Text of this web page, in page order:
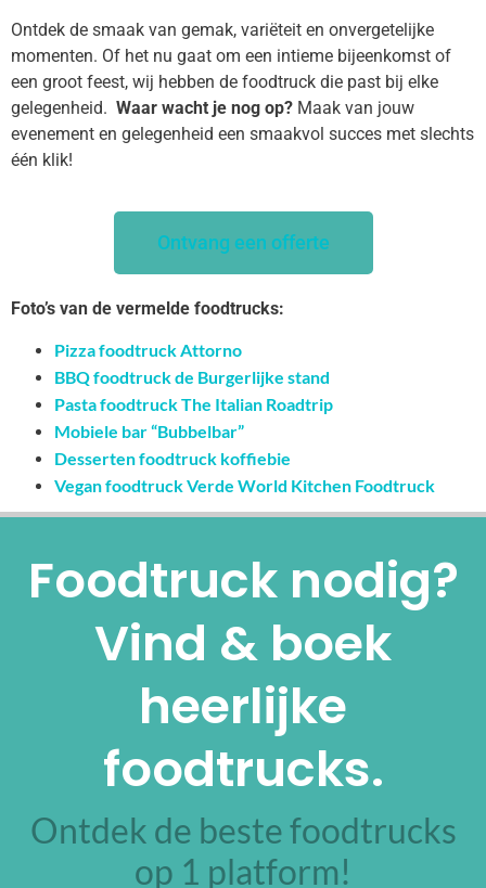
Ontdek de smaak van gemak, variëteit en onvergetelijke
momenten. Of het nu gaat om een intieme bijeenkomst of
een groot feest, wij hebben de foodtruck die past bij elke
gelegenheid. Waar wacht je nog op? Maak van jouw
evenement en gelegenheid een smaakvol succes met slechts
één klik!
Ontvang een offerte
Foto’s van de vermelde foodtrucks:
Pizza foodtruck Attorno
BBQ foodtruck de Burgerlijke stand
Pasta foodtruck The Italian Roadtrip
Mobiele bar “Bubbelbar”
Desserten foodtruck koffiebie
Vegan foodtruck Verde World Kitchen Foodtruck
Foodtruck nodig?
Vind & boek
heerlijke
foodtrucks.
Ontdek de beste foodtrucks
op 1 platform!